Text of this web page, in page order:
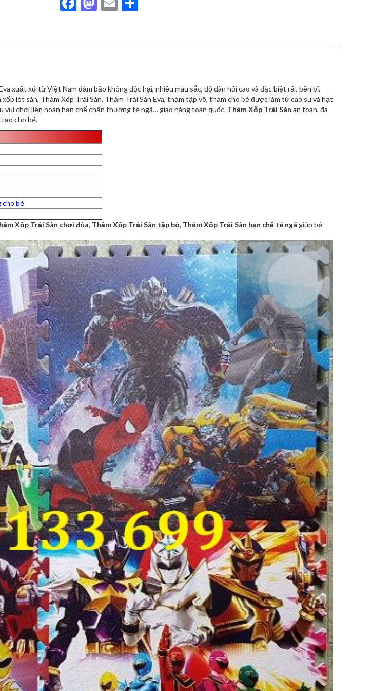
số
xuất xứ từ Việt Nam đảm bảo không độc hại, nhiều màu sắc, độ đàn hồi cao và đặc biệt rất bền bỉ.
lót sàn, Thảm Xốp Trải Sàn, Thảm Trải Sàn Eva, thảm tập võ, thảm cho bé được làm từ cao su và hạt
chơi liên hoàn hạn chế chấn thương té ngã… giao hàng toàn quốc. Thảm Xốp Trải Sàn an toàn, đa
tạo cho bé.
cho bé
Xốp Trải Sàn chơi đùa, Thảm Xốp Trải Sàn tập bò, Thảm Xốp Trải Sàn hạn chế té ngã giúp bé